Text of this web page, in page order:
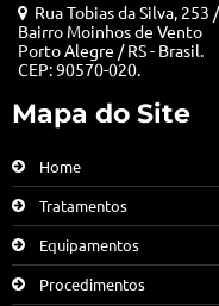
Rua Tobias da Silva, 253
Bairro Moinhos de Vento
Porto Alegre / RS - Brasil.
CEP: 90570-020.
Mapa do Site
Home
Tratamentos
Equipamentos
Procedimentos